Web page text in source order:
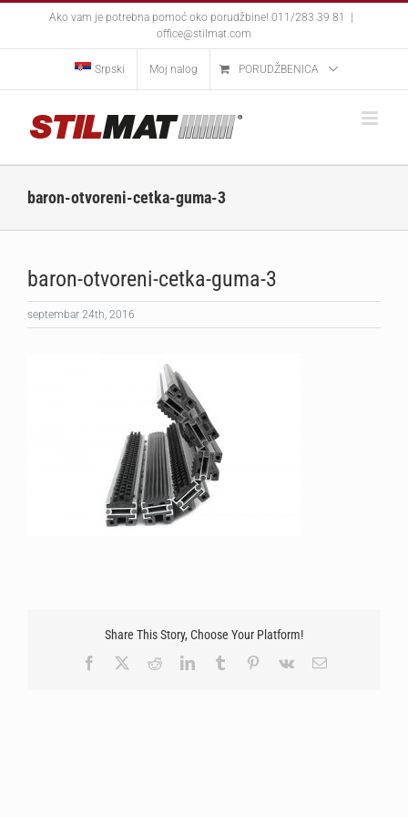
Ako vam je potrebna pomoć oko porudžbine! 011/283 39 81
office@stilmat.com
Srpski Moj nalog PORUDŽBENICA
baron-otvoreni-cetka-guma-3
baron-otvoreni-cetka-guma-3
septembar 24th, 2016
Share This Story, Choose Your Platform!
Facebook
RedditLinkedInTumblr Pinterest
Vk Email